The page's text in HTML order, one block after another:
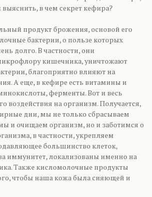
в чем секрет кефира?
продукт брожения, основой его
бактерии, о пользе которых
долго. В частности, они
кишечника, уничтожают
благоприятно влияют на
А еще, в кефире есть витамины и
ферменты. Вот и весь
воздействия на организм. Получается,
дни, мы не только сбрасываем
и очищаем организм, но и заботимся о
в частности, укрепляем
большинство клеток,
иммунитет, локализованы именно на
Также кисломолочные продукты
чтобы наша кожа была сияющей и